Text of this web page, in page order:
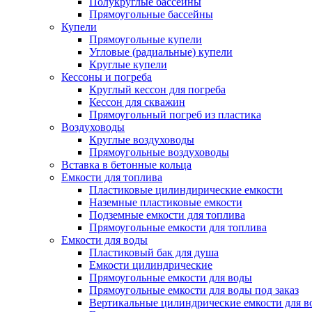
Прямоугольные бассейны
Купели
Прямоугольные купели
Угловые (радиальные) купели
Круглые купели
Кессоны и погреба
Круглый кессон для погреба
Кессон для скважин
Прямоугольный погреб из пластика
Воздуховоды
Круглые воздуховоды
Прямоугольные воздуховоды
Вставка в бетонные кольца
Емкости для топлива
Пластиковые цилиндирические емкости
Наземные пластиковые емкости
Подземные емкости для топлива
Прямоугольные емкости для топлива
Емкости для воды
Пластиковый бак для душа
Емкости цилиндрические
Прямоугольные емкости для воды
Прямоугольные емкости для воды под заказ
Вертикальные цилиндрические емкости для